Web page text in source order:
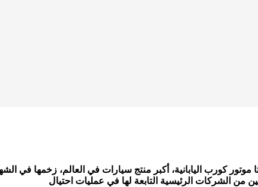
كورب اليابانية، أكبر منتج سيارات في العالم، زخمها في
من الشركات الرئيسية التابعة لها في عمليات احتيال